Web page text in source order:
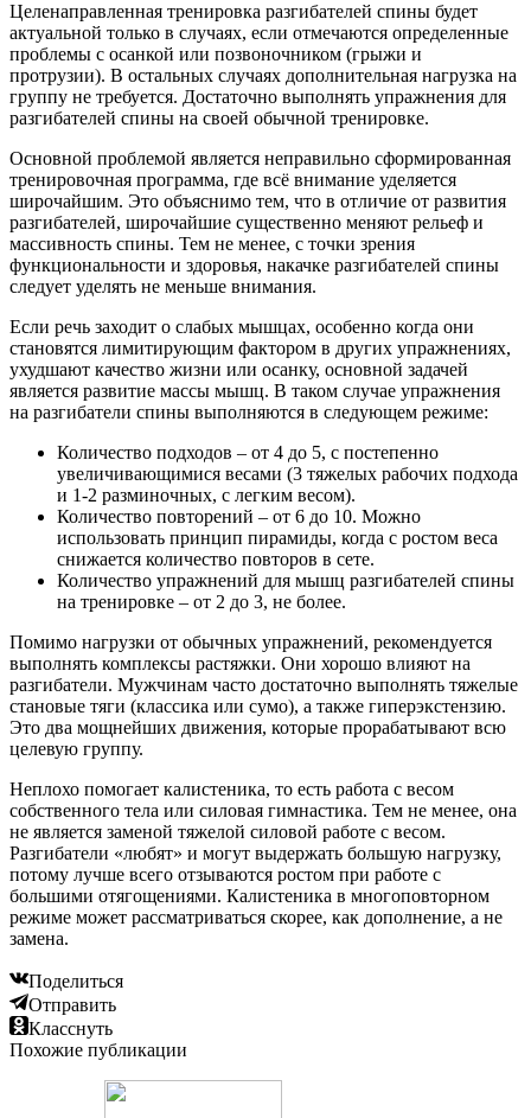
Целенаправленная тренировка разгибателей спины будет
актуальной только в случаях, если отмечаются определенные
проблемы с осанкой или позвоночником (грыжи и
протрузии). В остальных случаях дополнительная нагрузка на
группу не требуется. Достаточно выполнять упражнения для
разгибателей спины на своей обычной тренировке.
Основной проблемой является неправильно сформированная
тренировочная программа, где всё внимание уделяется
широчайшим. Это объяснимо тем, что в отличие от развития
разгибателей, широчайшие существенно меняют рельеф и
массивность спины. Тем не менее, с точки зрения
функциональности и здоровья, накачке разгибателей спины
следует уделять не меньше внимания.
Если речь заходит о слабых мышцах, особенно когда они
становятся лимитирующим фактором в других упражнениях,
ухудшают качество жизни или осанку, основной задачей
является развитие массы мышц. В таком случае упражнения
на разгибатели спины выполняются в следующем режиме:
Количество подходов – от 4 до 5, с постепенно
увеличивающимися весами (3 тяжелых рабочих подхода
и 1-2 разминочных, с легким весом).
Количество повторений – от 6 до 10. Можно
использовать принцип пирамиды, когда с ростом веса
снижается количество повторов в сете.
Количество упражнений для мышц разгибателей спины
на тренировке – от 2 до 3, не более.
Помимо нагрузки от обычных упражнений, рекомендуется
выполнять комплексы растяжки. Они хорошо влияют на
разгибатели. Мужчинам часто достаточно выполнять тяжелые
становые тяги (классика или сумо), а также гиперэкстензию.
Это два мощнейших движения, которые прорабатывают всю
целевую группу.
Неплохо помогает калистеника, то есть работа с весом
собственного тела или силовая гимнастика. Тем не менее, она
не является заменой тяжелой силовой работе с весом.
Разгибатели «любят» и могут выдержать большую нагрузку,
потому лучше всего отзываются ростом при работе с
большими отягощениями. Калистеника в многоповторном
режиме может рассматриваться скорее, как дополнение, а не
замена.
Поделиться
Отправить
Класснуть
Похожие публикации